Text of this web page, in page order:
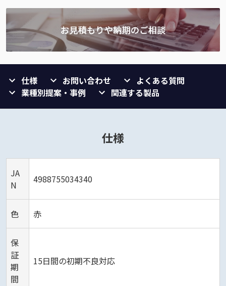
仕様 お問い合わせ
よくある質問
業種別提案・事例
関連する製品
仕様
JA
N
4988755034340
色 赤
保
証
期
間
15日間の初期不良対応